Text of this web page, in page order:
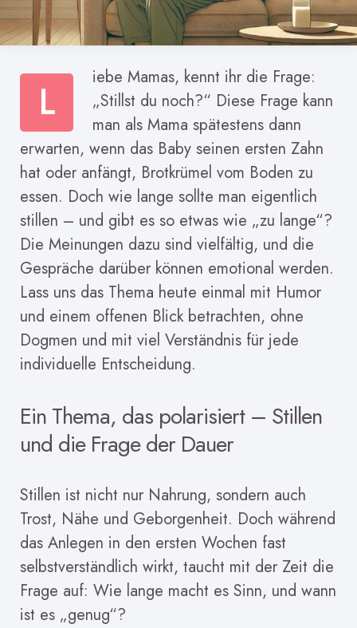
L
iebe Mamas, kennt ihr die Frage:
„Stillst du noch?“ Diese Frage kann
man als Mama spätestens dann
erwarten, wenn das Baby seinen ersten Zahn
hat oder anfängt, Brotkrümel vom Boden zu
essen. Doch wie lange sollte man eigentlich
stillen – und gibt es so etwas wie „zu lange“?
Die Meinungen dazu sind vielfältig, und die
Gespräche darüber können emotional werden.
Lass uns das Thema heute einmal mit Humor
und einem offenen Blick betrachten, ohne
Dogmen und mit viel Verständnis für jede
individuelle Entscheidung.
Ein Thema, das polarisiert – Stillen
und die Frage der Dauer
Stillen ist nicht nur Nahrung, sondern auch
Trost, Nähe und Geborgenheit. Doch während
das Anlegen in den ersten Wochen fast
selbstverständlich wirkt, taucht mit der Zeit die
Frage auf: Wie lange macht es Sinn, und wann
ist es „genug“?